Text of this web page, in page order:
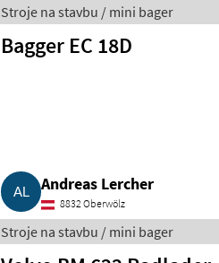
Stroje na stavbu / mini bager
Bagger EC 18D
Andreas Lercher
8832 Oberwölz
Stroje na stavbu / mini bager